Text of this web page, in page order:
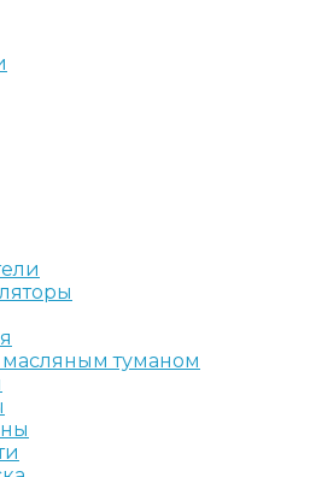
туманом